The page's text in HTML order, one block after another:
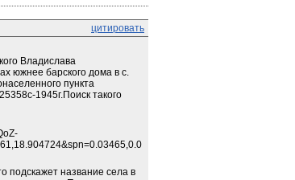
цитировать
Владислава
южнее барского дома в с.
пункта
1945г.Поиск такого
подскажет название села в